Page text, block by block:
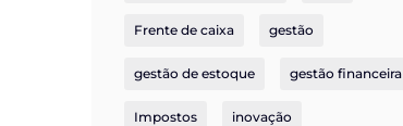
Frente de caixa gestão
gestão de estoque gestão financeira
Impostos inovação